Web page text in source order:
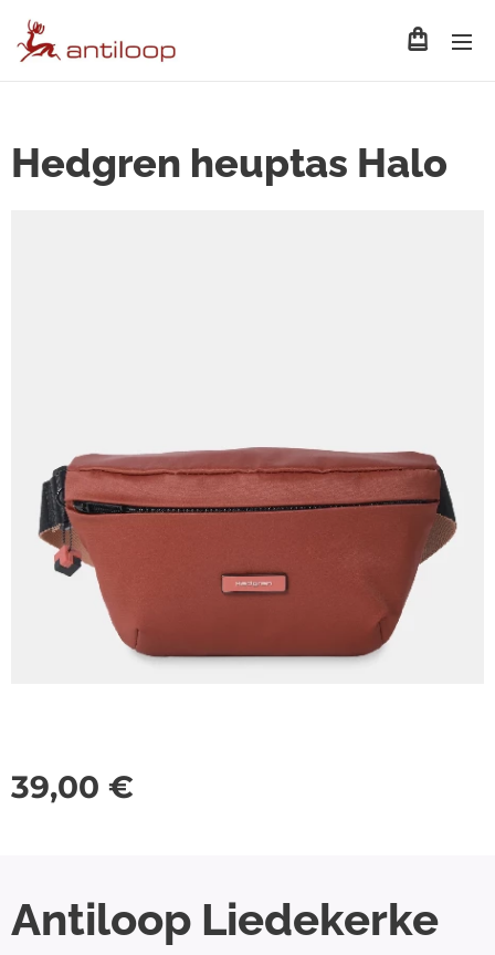
Hedgren heuptas Halo
39,00 €
Antiloop Liedekerke